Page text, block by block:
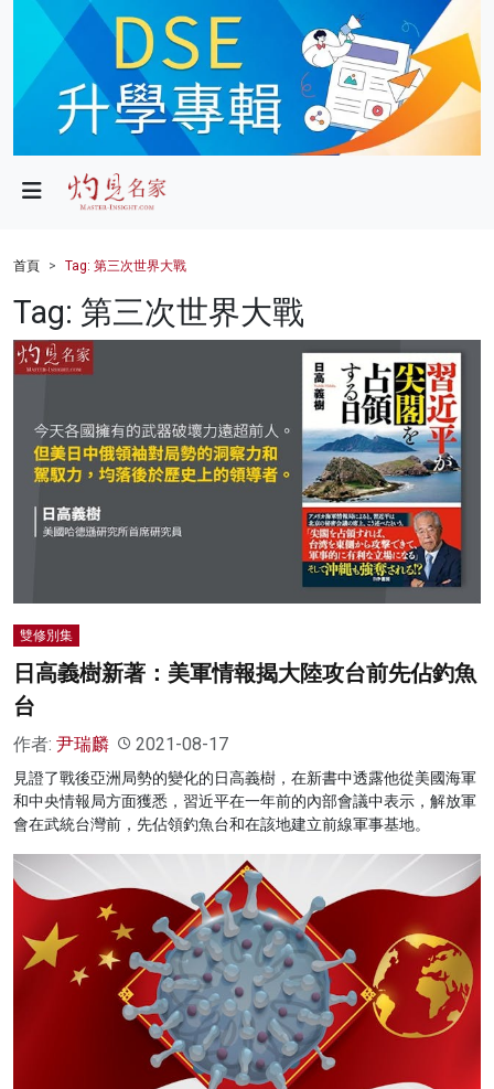
政局
財經
健康
科技
影片
名家榜
首頁 Tag: 第三次世界大戰
Tag: 第三次世界大戰
雙修別集
日高義樹新著：美軍情報揭大陸攻台前先佔釣魚
台
作者: 尹瑞麟 2021-08-17
見證了戰後亞洲局勢的變化的日高義樹，在新書中透露他從美國海軍
和中央情報局方面獲悉，習近平在一年前的內部會議中表示，解放軍
會在武統台灣前，先佔領釣魚台和在該地建立前線軍事基地。